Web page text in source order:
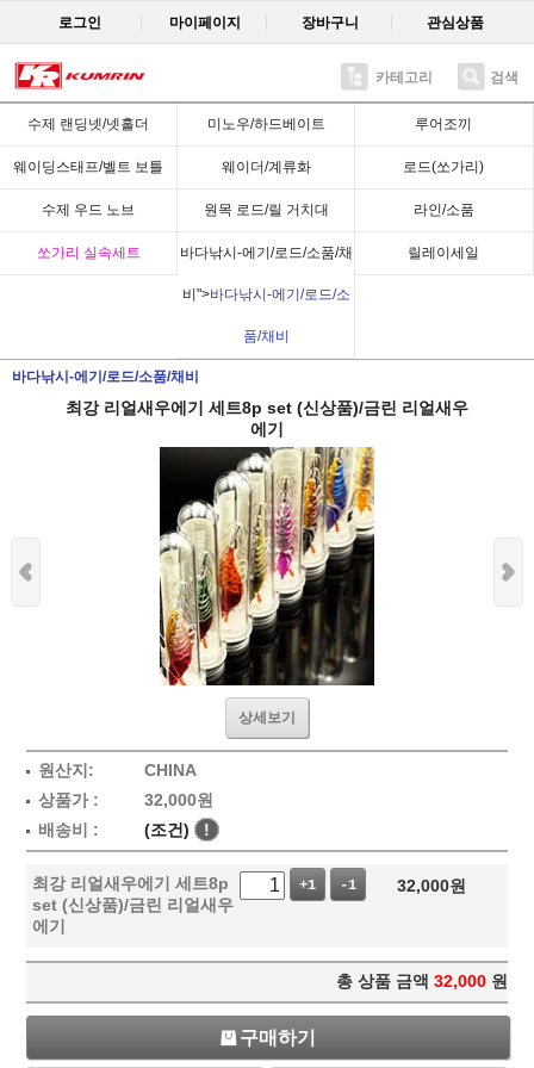
로그인 마이페이지 장바구니 관심상품
카테고리 검색
수제 랜딩넷/넷홀더 미노우/하드베이트 루어조끼
웨이딩스태프/벨트 보틀 웨이더/계류화 로드(쏘가리)
수제 우드 노브 원목 로드/릴 거치대 라인/소품
쏘가리 실속세트 바다낚시-에기/로드/소품/채
비">바다낚시-에기/로드/소
품/채비
릴레이세일
바다낚시-에기/로드/소품/채비
Recent
최강 리얼새우에기 세트8p set (신상품)/금린 리얼새우
에기
상세보기
원산지:
CHINA
상품가 :
32,000원
배송비 :
(조건) !
최강 리얼새우에기 세트8p
set (신상품)/금린 리얼새우
에기
+1 -1 32,000원
총 상품 금액 32,000 원
구매하기